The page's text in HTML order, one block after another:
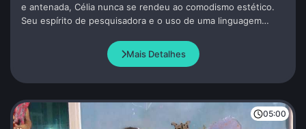
e antenada, Célia nunca se rendeu ao comodismo estético.
Seu espírito de pesquisadora e o uso de uma linguagem
a levam a criar a peça solo “Alavancas e Dobradiças”, um
trabalho autobiográfico que questiona a proliferação atual
Mais Detalhes
05:00